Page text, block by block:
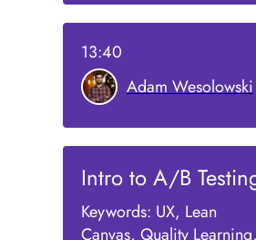
13:40
Adam Wesolowski
Intro to A/B
Keywords: UX, Lean
Canvas, Quality